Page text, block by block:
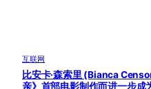
互联网
比安卡·森索里 (Bianca
亲》首部电影制作而进一步成